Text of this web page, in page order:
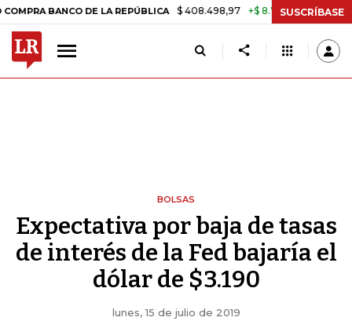
DE LA REPÚBLICA $ 408.498,97 +$ 8.753,81 +2,19% TASA
SUSCRÍBASE
BOLSAS
Expectativa por baja de tasas
de interés de la Fed bajaría el
dólar de $3.190
lunes, 15 de julio de 2019